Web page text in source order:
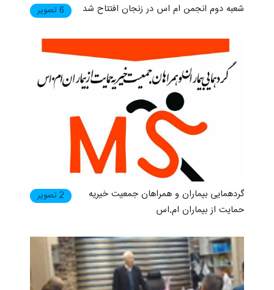
6 تصویر شعبه دوم انجمن ام اس در زنجان افتتاح شد
2 تصویر
گردهمایی بیماران و همراهان جمعیت خیریه
حمایت از بیماران ام.اس